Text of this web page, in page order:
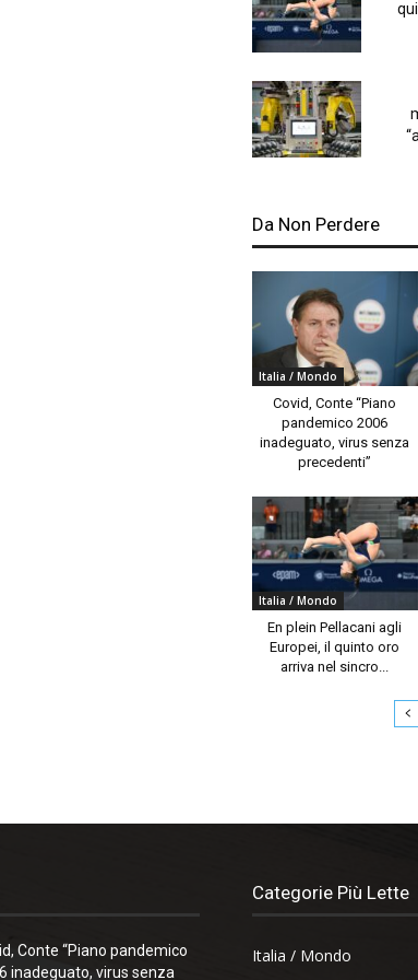
Da Non Perdere
Italia / Mondo
Covid, Conte “Piano
pandemico 2006
inadeguato, virus senza
precedenti”
Italia / Mondo
En plein Pellacani agli
Europei, il quinto oro
arriva nel sincro...
Conte “Piano pandemico
inadeguato, virus senza
Categorie Più Lette
Italia / Mondo